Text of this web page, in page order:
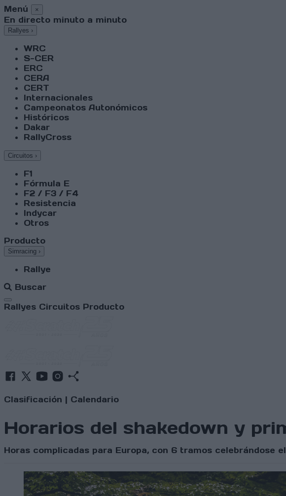
Menú ×
En directo minuto a minuto
Rallyes ›
WRC
S-CER
ERC
CERA
CERT
Internacionales
Campeonatos Autonómicos
Históricos
Dakar
RallyCross
Circuitos ›
F1
Fórmula E
F2 / F3 / F4
Resistencia
Indycar
Otros
Producto
Simracing ›
Rallye
Buscar
Abrir menú
Rallyes Circuitos Producto
Clasificación | Calendario
Horarios del shakedown y
Horas complicadas para Europa, con 6 tramos celebrándose